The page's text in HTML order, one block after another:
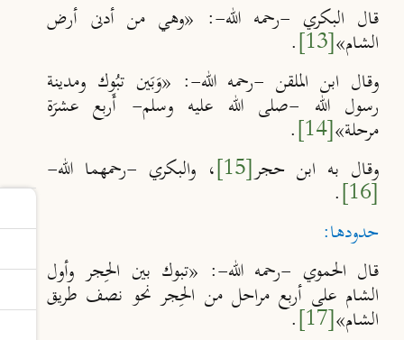
قال البكري -رحمه الله-: «وهي من أدنى أرض
الشام»[13]
.
وقال ابن الملقن -رحمه الله-: «وَبَين تبُوك ومدينة
رسول الله -صلى الله عليه وسلم- أَربع عشرَة
مرحلة»[14]
.
وقال به ابن حجر[15] ، والبكري -رحمهما الله-
[16]
.
حدودها:
قال الحموي -رحمه الله-: «تبوك بين الحِجر وأول
الشام على أربع مراحل من الحِجر نحو نصف طريق
الشام»[17]
.